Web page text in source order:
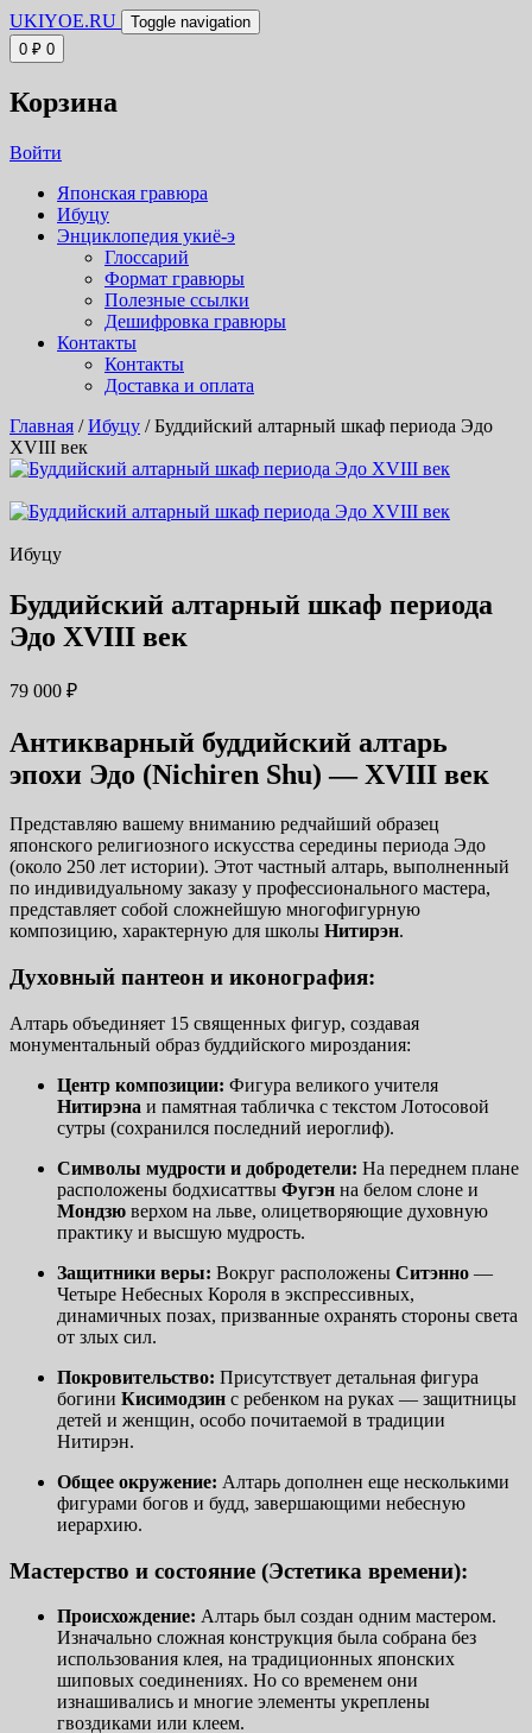
UKIYOE.RU
Toggle navigation
0 ₽ 0
Корзина
Войти
Японская гравюра
Ибуцу
Энциклопедия укиё-э
Глоссарий
Формат гравюры
Полезные ссылки
Дешифровка гравюры
Контакты
Контакты
Доставка и оплата
Главная /Ибуцу / Буддийский алтарный шкаф периода Эдо
XVIII век
Ибуцу
Буддийский алтарный шкаф периода
Эдо XVIII век
79 000 ₽
Антикварный буддийский алтарь
эпохи Эдо (Nichiren Shu) — XVIII век
Представляю вашему вниманию редчайший образец
японского религиозного искусства середины периода Эдо
(около 250 лет истории). Этот частный алтарь, выполненный
по индивидуальному заказу у профессионального мастера,
представляет собой сложнейшую многофигурную
композицию, характерную для школы Нитирэн.
Духовный пантеон и иконография:
Алтарь объединяет 15 священных фигур, создавая
монументальный образ буддийского мироздания:
Центр композиции: Фигура великого учителя
Нитирэна и памятная табличка с текстом Лотосовой
сутры (сохранился последний иероглиф).
Символы мудрости и добродетели: На переднем плане
расположены бодхисаттвы Фугэн на белом слоне и
Мондзю верхом на льве, олицетворяющие духовную
практику и высшую мудрость.
Защитники веры: Вокруг расположены Ситэнно —
Четыре Небесных Короля в экспрессивных,
динамичных позах, призванные охранять стороны света
от злых сил.
Покровительство: Присутствует детальная фигура
богини Кисимодзин с ребенком на руках — защитницы
детей и женщин, особо почитаемой в традиции
Нитирэн.
Общее окружение: Алтарь дополнен еще несколькими
фигурами богов и будд, завершающими небесную
иерархию.
Мастерство и состояние (Эстетика времени):
Происхождение: Алтарь был создан одним мастером.
Изначально сложная конструкция была собрана без
использования клея, на традиционных японских
шиповых соединениях. Но со временем они
изнашивались и многие элементы укреплены
гвоздиками или клеем.